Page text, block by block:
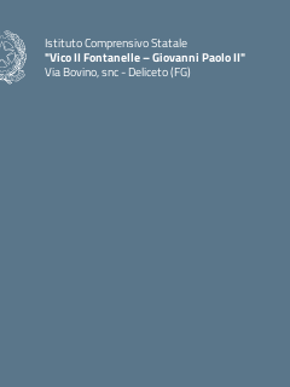
Istituto Comprensivo Statale
"Vico II Fontanelle – Giovanni Paolo II"
Via Bovino, snc - Deliceto (FG)